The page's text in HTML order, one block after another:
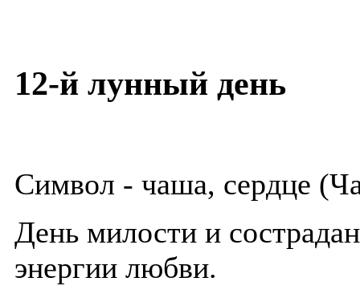
12-й лунный день
Символ - чаша, сердце
День милости и
энергии любви.